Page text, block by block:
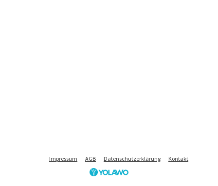
Impressum AGB Datenschutzerklärung Kontakt